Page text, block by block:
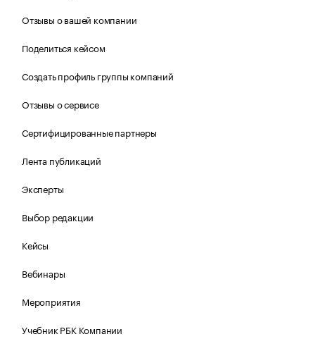
Отзывы о вашей компании
Поделиться кейсом
Создать профиль группы компаний
Отзывы о сервисе
Сертифицированные партнеры
Лента публикаций
Эксперты
Выбор редакции
Кейсы
Вебинары
Мероприятия
Учебник РБК Компании